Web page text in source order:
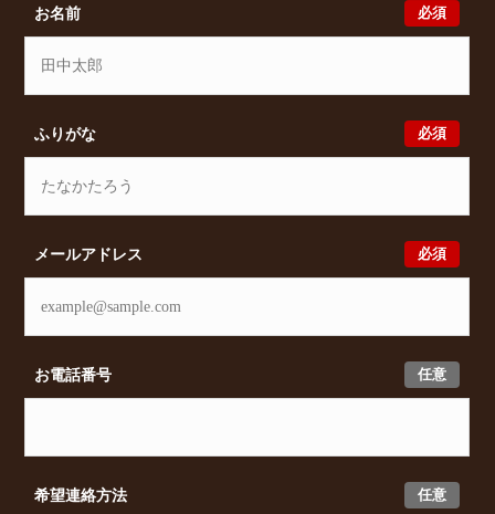
めの賃貸物件をご提案いたします。
必須
お名前
必須
ふりがな
必須
メールアドレス
任意
お電話番号
任意
希望連絡方法